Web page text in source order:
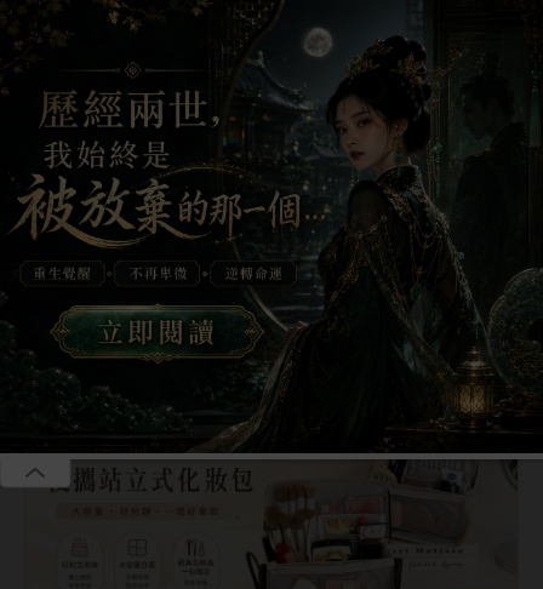
恭喜李**成為年卡VIP享全站無廣告、聽書等多重福利
恭喜李**成為年卡VIP享全站無廣告、聽書等多重福利
碎片會員
季卡39.00美金，年卡69.00美金，全站免廣告，海量小說免費
聽，獨享VIP小說，免費贈送福利站、短劇站、漫畫站
我要
首頁 會員短篇 精品短篇 網絡熱文
全部 會員短篇 追妻火葬場 打臉虐渣
夭言惑色|第20章
《夭言惑色》第20章